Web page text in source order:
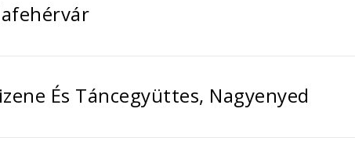
És Táncegyüttes, Nagyenyed